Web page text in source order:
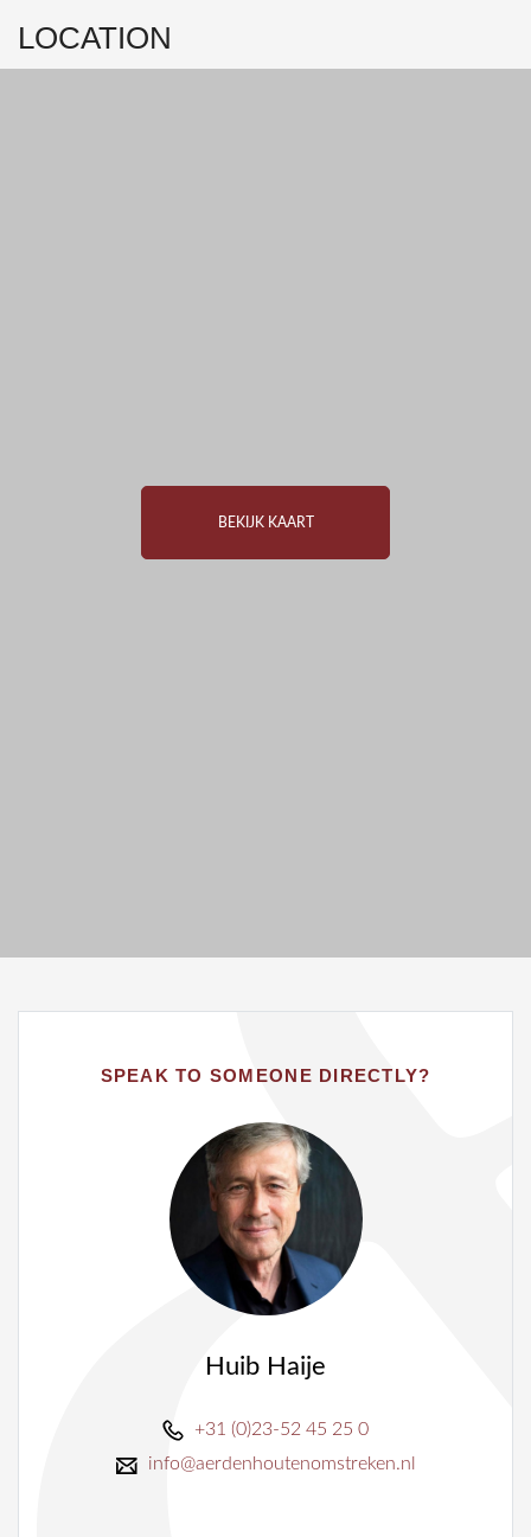
- Directe lift vanuit parking naar verdieping
- Volledig voorzien van vloerverwarming
LOCATION
BEKIJK KAART
SPEAK TO SOMEONE DIRECTLY?
Huib Haije
+31 (0)23-52 45 25 0
info@aerdenhoutenomstreken.nl